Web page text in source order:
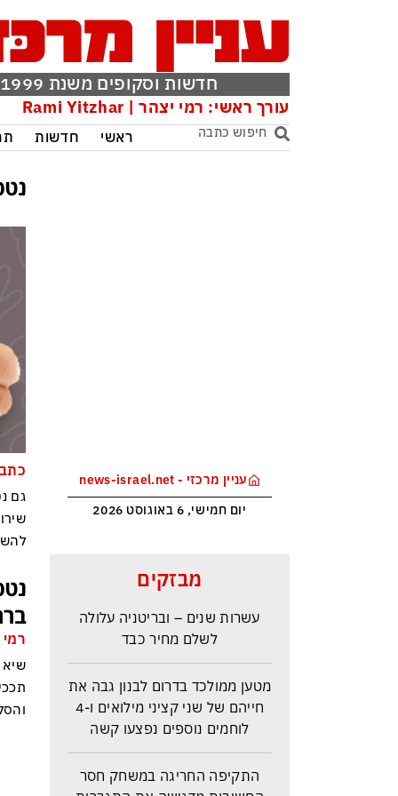
חדשות וסקופים משנת 1999
עורך ראשי: רמי יצהר | Rami Yitzhar
ראשי חדשות
עניין מרכזי - news-israel.net
יום חמישי, 6 באוגוסט 2026
מבזקים
נכנס לעידן המסוכן ביותר זה
עשרות שנים – ובריטניה עלולה
לשלם מחיר כבד
מטען ממולכד בדרום לבנון גבה את
חייהם של שני קציני מילואים ו-4
לוחמים נוספים נפצעו קשה
התקיפה החריגה במשחק חסר
החשיבות מדגישה את התגברות
גם
שיא